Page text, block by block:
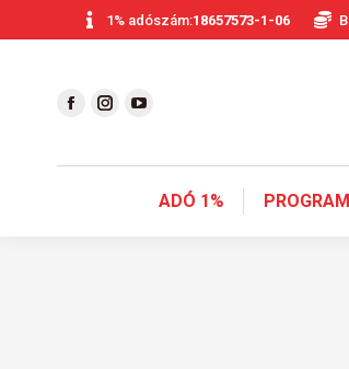
1% adószám:18657573-1-06
ADÓ 1%